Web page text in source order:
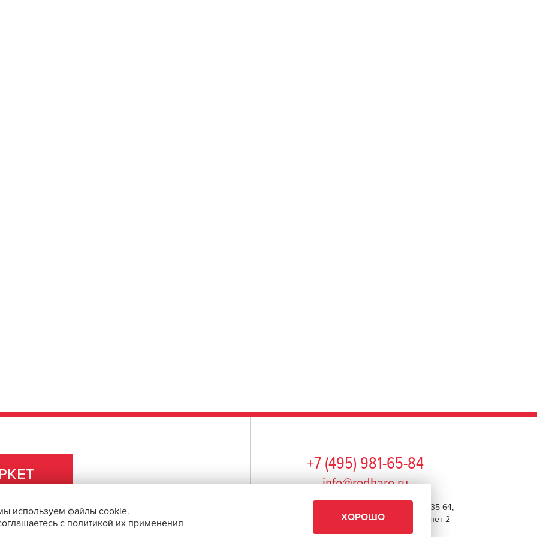
волос премиум класса. Компания
создавала для окрашивания
высокой влажностью и резкими
ПРАВОВАЯ ИНФОРМАЦИЯ
+7 (495) 981-65-84
info@redhare.ru
г. Москва, ул. Нижняя Красносельская, 35-64,
этаж 6, помещение 1, комната 22, кабинет 2
используем файлы cookie.
с политикой их применения
ХОРОШО